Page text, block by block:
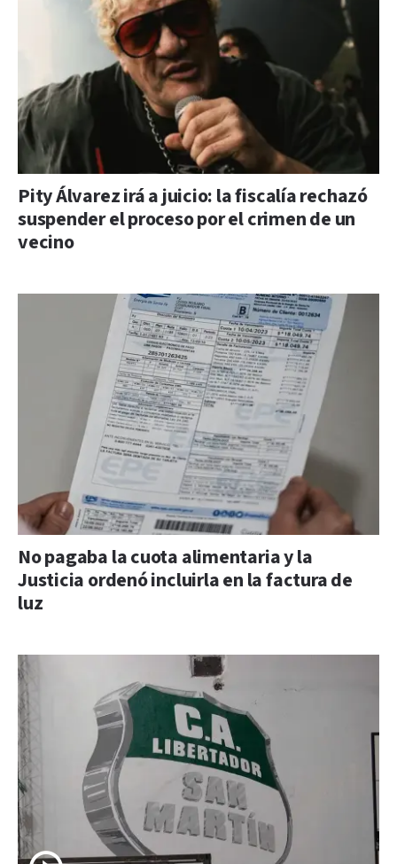
Pity Álvarez irá a juicio: la fiscalía rechazó
suspender el proceso por el crimen de un
vecino
No pagaba la cuota alimentaria y la
Justicia ordenó incluirla en la factura de
luz